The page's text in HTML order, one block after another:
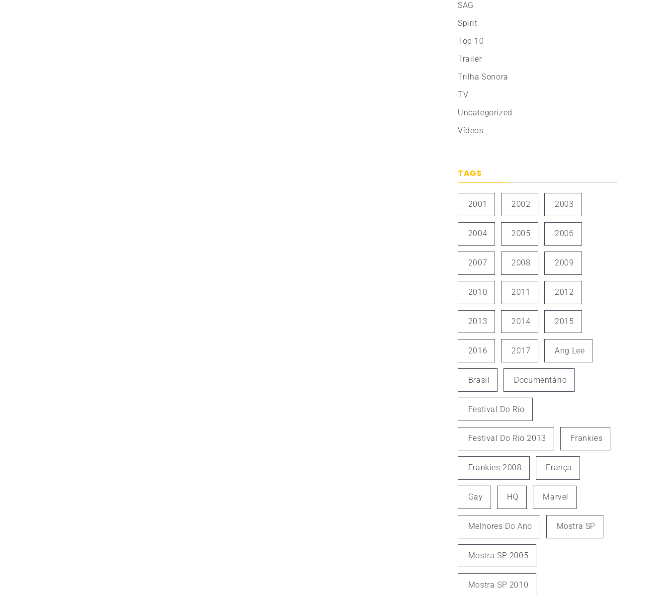
SAG
Spirit
Top 10
Trailer
Trilha Sonora
TV
Uncategorized
Vídeos
TAGS
2001 2002 2003
2004 2005 2006
2007 2008 2009
2010 2011 2012
2013 2014 2015
2016 2017 Ang Lee
Brasil Documentário
Festival Do Rio
Festival Do Rio 2013 Frankies
Frankies 2008 França
Gay HQ Marvel
Melhores Do Ano Mostra SP
Mostra SP 2005
Mostra SP 2010